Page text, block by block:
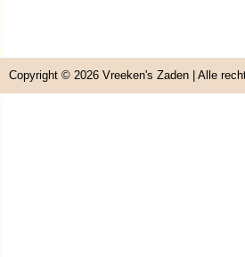
Copyright © 2026 Vreeken's Zaden | Alle